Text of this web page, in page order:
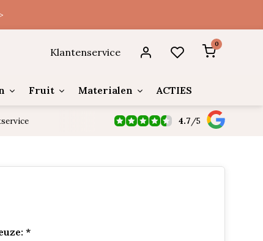
Klantenservice
0
Fruit Materialen ACTIES
4.7 /5
*